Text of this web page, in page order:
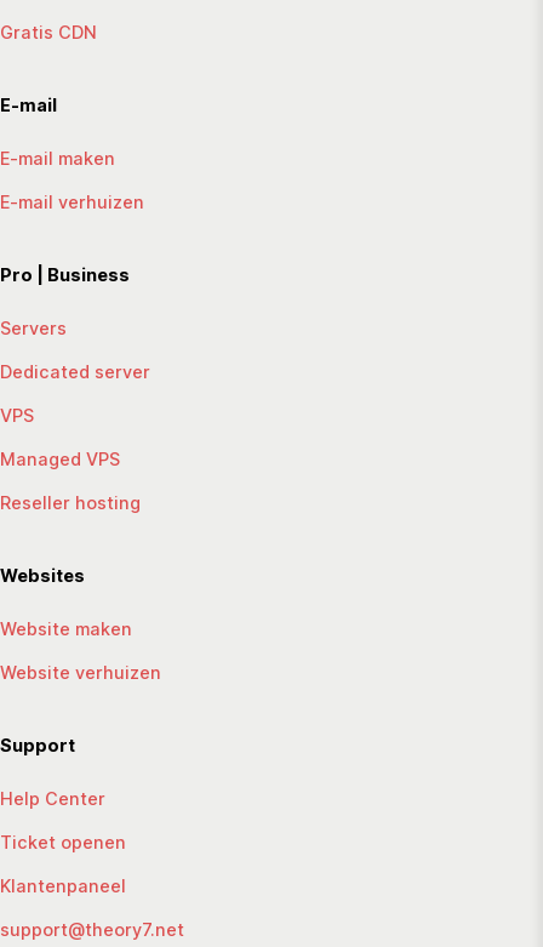
Gratis CDN
E-mail
E-mail maken
E-mail verhuizen
Pro | Business
Servers
Dedicated server
VPS
Managed VPS
Reseller hosting
Websites
Website maken
Website verhuizen
Support
Help Center
Ticket openen
Klantenpaneel
support@theory7.net